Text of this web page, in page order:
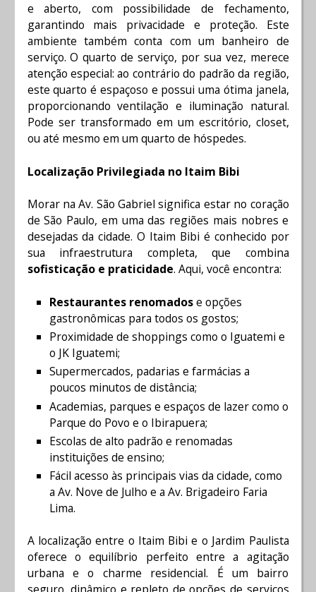
e aberto, com possibilidade de fechamento,
garantindo mais privacidade e proteção. Este
ambiente também conta com um banheiro de
serviço. O quarto de serviço, por sua vez, merece
atenção especial: ao contrário do padrão da região,
este quarto é espaçoso e possui uma ótima janela,
proporcionando ventilação e iluminação natural.
Pode ser transformado em um escritório, closet,
ou até mesmo em um quarto de hóspedes.
Localização Privilegiada no Itaim Bibi
Morar na Av. São Gabriel significa estar no coração
de São Paulo, em uma das regiões mais nobres e
desejadas da cidade. O Itaim Bibi é conhecido por
sua infraestrutura completa, que combina
sofisticação e praticidade. Aqui, você encontra:
Restaurantes renomadose opções
gastronômicas para todos os gostos;
Proximidade de shoppings como o Iguatemi e
o JK Iguatemi;
Supermercados, padarias e farmácias a
poucos minutos de distância;
Academias, parques e espaços de lazer como o
Parque do Povo e o Ibirapuera;
Escolas de alto padrão e renomadas
instituições de ensino;
Fácil acesso às principais vias da cidade, como
a Av. Nove de Julho e a Av. Brigadeiro Faria
Lima.
A localização entre o Itaim Bibi e o Jardim Paulista
oferece o equilíbrio perfeito entre a agitação
urbana e o charme residencial. É um bairro